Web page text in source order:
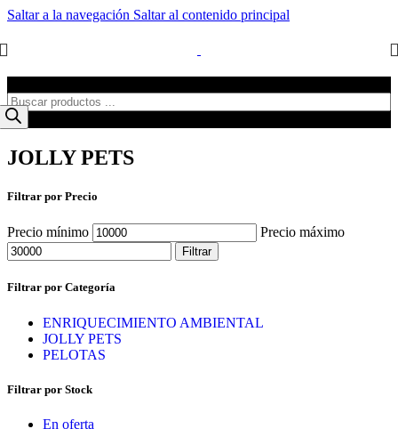
Saltar a la navegación Saltar al contenido principal
JOLLY PETS
Filtrar por Precio
Precio mínimo Precio máximo
Filtrar
Filtrar por Categoría
ENRIQUECIMIENTO AMBIENTAL
JOLLY PETS
PELOTAS
Filtrar por Stock
En oferta